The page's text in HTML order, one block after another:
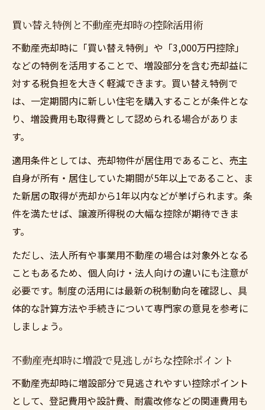
買い替え特例と不動産売却時の控除活用術
不動産売却時に「買い替え特例」や「3,000万円控除」
などの特例を活用することで、増設部分を含む売却益に
対する税負担を大きく軽減できます。買い替え特例で
は、一定期間内に新しい住宅を購入することが条件とな
り、増設費用も取得費として認められる場合がありま
す。
適用条件としては、売却物件が居住用であること、売主
自身が所有・居住していた期間が5年以上であること、ま
た新居の取得が売却から1年以内などが挙げられます。条
件を満たせば、譲渡所得税の大幅な控除が期待できま
す。
ただし、法人所有や事業用不動産の場合は対象外となる
こともあるため、個人向け・法人向けの違いにも注意が
必要です。制度の活用には最新の税制動向を確認し、具
体的な計算方法や手続きについて専門家の意見を参考に
しましょう。
不動産売却時に増設で見逃しがちな控除ポイント
不動産売却時に増設部分で見逃されやすい控除ポイント
として、登記費用や設計費、耐震改修などの関連費用も